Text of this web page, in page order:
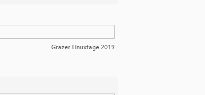
Grazer Linuxtage 2019